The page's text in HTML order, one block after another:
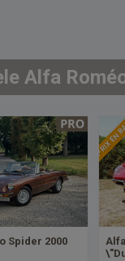
Alfa
Spider 2000
PRIX